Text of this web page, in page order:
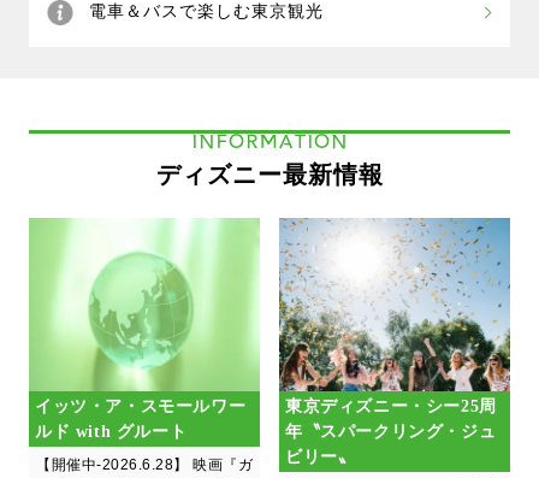
電車＆バスで楽しむ東京観光
INFORMATION
ディズニー最新情報
イッツ・ア・スモールワー
ルド with グルート
【開催中-2026.6.28】 映画『ガ
東京ディズニー・シー25周
年〝スパークリング・ジュ
ビリー〟